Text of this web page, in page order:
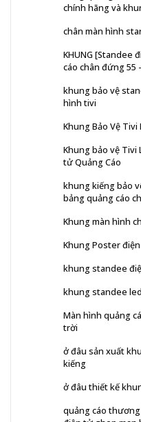
chính hãng và
chân màn hình
KHUNG [Standee
cáo chân đứng 55
khung bảo vệ
hình tivi
Khung Bảo Vệ Tivi
Khung bảo vệ Tivi
tử Quảng Cáo
khung kiếng bảo
bảng quảng cáo
Khung màn hình
Khung Poster
khung standee
khung standee
Màn hình quảng
trời
ở đâu sản xuất
kiếng
ở đâu thiết kế
quảng cáo